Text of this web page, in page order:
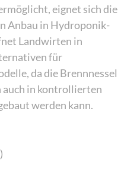
eignet sich die
Anbau in Hydroponik-
Landwirten in
für
da die Brennnessel
auch in kontrollierten
werden kann.